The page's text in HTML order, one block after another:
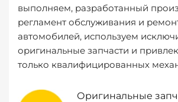
выполняем, разработанный
регламент обслуживания и
автомобилей, используем
оригинальные запчасти и
только квалифицированных
Оригинальные